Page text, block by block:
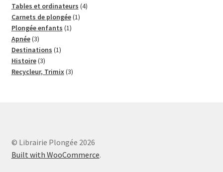
produits
Tables et ordinateurs 44
Carnets de plongée 11
Plongée enfants 11
Apnée 33
produits
Destinations 11
Histoire 33
produits
Recycleur, Trimix 33
© Librairie Plongée 2026
Built with WooCommerce.